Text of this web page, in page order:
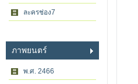
ละครช่อง7
ภาพยนตร์
พ.ศ. 2466